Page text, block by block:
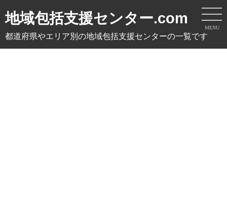
MENU
地域包括支援センター.com
都道府県やエリア別の地域包括支援センターの一覧です